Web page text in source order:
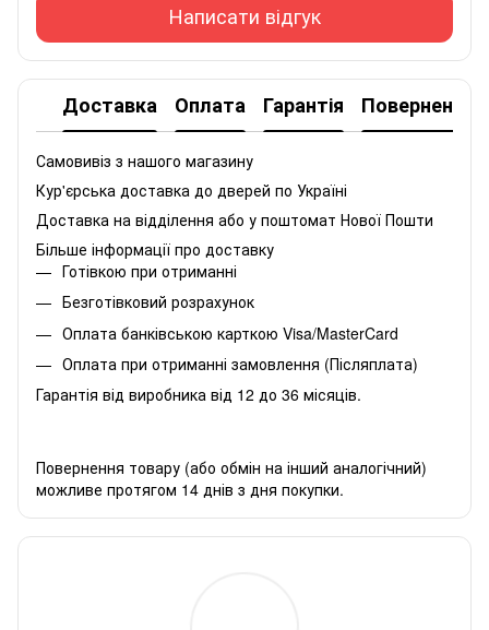
Написати відгук
Доставка Оплата Гарантія Повернення
Самовивіз з нашого магазину
Кур'єрська доставка до дверей по Україні
Доставка на відділення або у поштомат Нової Пошти
Більше інформації про доставку
Готівкою при отриманні
Безготівковий розрахунок
Оплата банківською карткою Visa/MasterCard
Оплата при отриманні замовлення (Післяплата)
Гарантія від виробника від 12 до 36 місяців.
Повернення товару (або обмін на інший аналогічний)
можливе протягом 14 днів з дня покупки.